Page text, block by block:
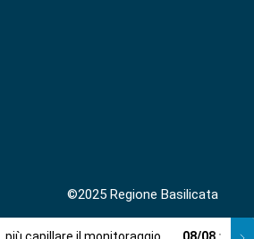
©2025 Regione Basilicata